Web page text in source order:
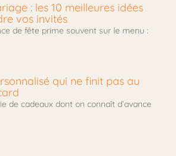
: les 10 meilleures idées
vos invités
de fête prime souvent sur le menu :
qui ne finit pas au
de cadeaux dont on connaît d’avance